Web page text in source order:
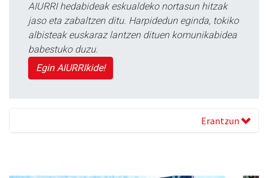
AIURRI hedabideak eskualdeko nortasun hitzak
jaso eta zabaltzen ditu. Harpidedun eginda, tokiko
albisteak euskaraz lantzen dituen komunikabidea
babestuko duzu.
Egin AIURRIkide!
Erantzun